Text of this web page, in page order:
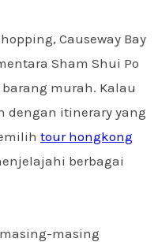
Causeway Bay
Sham Shui Po
murah. Kalau
dengan itinerary yang
tour hongkong
berbagai
masing